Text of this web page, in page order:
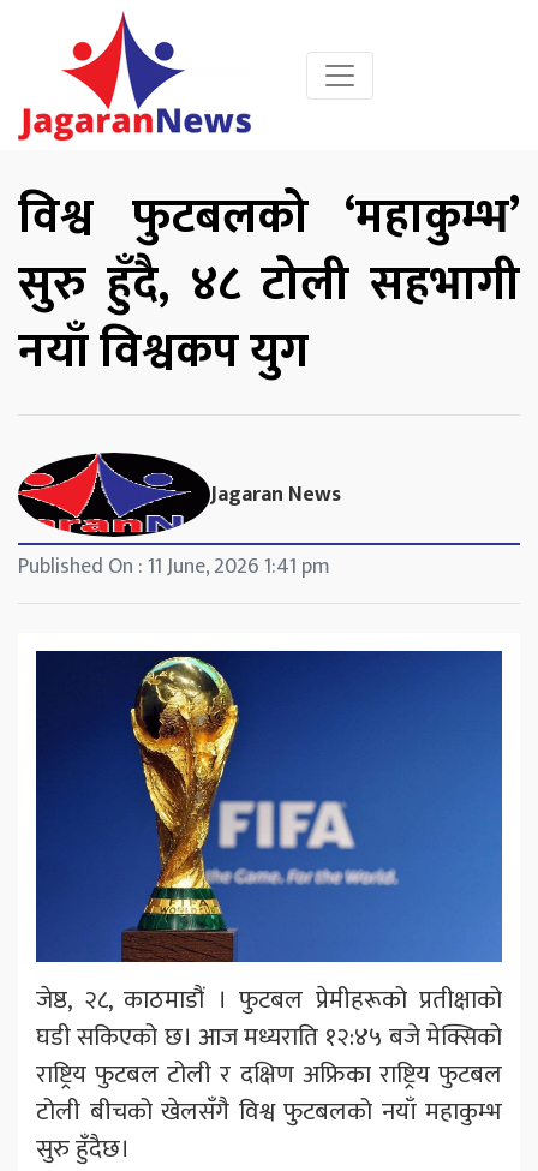
विश्व फुटबलको ‘महाकुम्भ’
सुरु हुँदै, ४८ टोली सहभागी
नयाँ विश्वकप युग
Jagaran News
Published On : 11 June, 2026 1:41 pm
जेष्ठ, २८, काठमाडौं । फुटबल प्रेमीहरूको प्रतीक्षाको
घडी सकिएको छ। आज मध्यराति १२:४५ बजे मेक्सिको
राष्ट्रिय फुटबल टोली र दक्षिण अफ्रिका राष्ट्रिय फुटबल
टोली बीचको खेलसँगै विश्व फुटबलको नयाँ महाकुम्भ
सुरु हुँदैछ।